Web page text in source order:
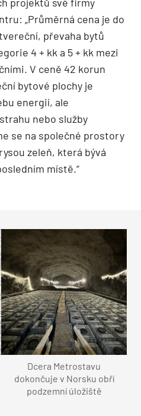
„Průměrná cena je do
převaha bytů
4 + kk a 5 + kk mezi
V ceně 42 korun
bytové plochy je
energií, ale
nebo služby
se na společné prostory
zeleň, která bývá
místě.“
Dcera Metrostavu
dokončuje v Norsku obří
podzemní úložiště